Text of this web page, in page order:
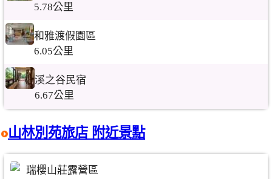
5.78公里
和雅渡假園區
6.05公里
溪之谷民宿
6.67公里
山林別苑旅店 附近景點
瑞櫻山莊露營區